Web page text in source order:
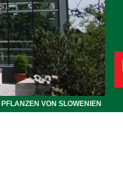
PFLANZEN VON SLOWENIEN